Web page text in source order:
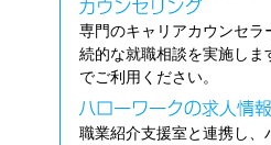
専門のキャリアカウンセラ
続的な就職相談を実施しま
でご利用ください。
職業紹介支援室と連携し、